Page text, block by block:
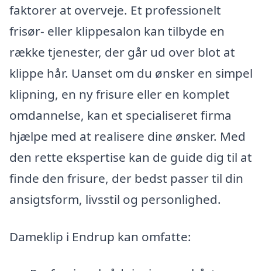
faktorer at overveje. Et professionelt
frisør- eller klippesalon kan tilbyde en
række tjenester, der går ud over blot at
klippe hår. Uanset om du ønsker en simpel
klipning, en ny frisure eller en komplet
omdannelse, kan et specialiseret firma
hjælpe med at realisere dine ønsker. Med
den rette ekspertise kan de guide dig til at
finde den frisure, der bedst passer til din
ansigtsform, livsstil og personlighed.
Dameklip i Endrup kan omfatte: